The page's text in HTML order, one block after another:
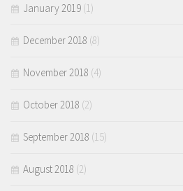
January 2019 (1)
December 2018 (8)
November 2018 (4)
October 2018 (2)
September 2018 (15)
August 2018 (2)